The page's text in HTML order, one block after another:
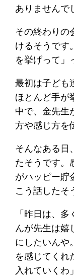
ありませんで
その終わりの
けるそうです
を挙げって」
最初は子ども
ほとんど手が
中で、金先生
方や感じ方を
そんなある日
たそうです。
がハッピー貯
こう話したそ
「昨日は、
んが先生は嬉
にしたいんや
を感じてくれ
入れていくわ」